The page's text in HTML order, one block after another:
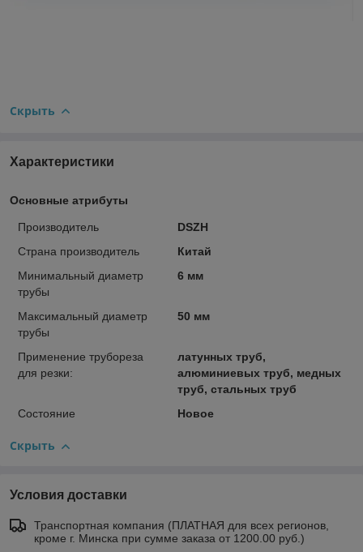
Скрыть
Характеристики
Основные атрибуты
Производитель
DSZH
Страна производитель
Китай
Минимальный диаметр
трубы
6 мм
Максимальный диаметр
трубы
50 мм
Применение трубореза
для резки:
латунных труб,
алюминиевых труб, медных
труб, стальных труб
Состояние
Новое
Скрыть
Условия доставки
Транспортная компания (ПЛАТНАЯ для всех регионов,
кроме г. Минска при сумме заказа от 1200.00 руб.)